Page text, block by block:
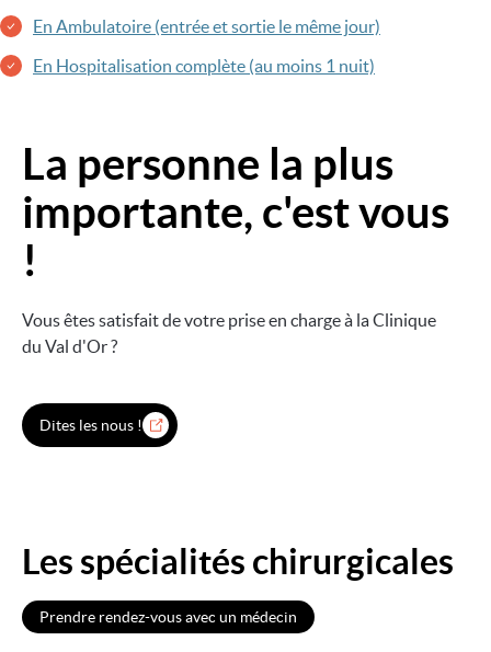
En Ambulatoire (entrée et sortie le même jour)
En Hospitalisation complète (au moins 1 nuit)
Image
La personne la plus
importante, c'est vous
!
Vous êtes satisfait de votre prise en charge à la Clinique
du Val d'Or ?
Dites les nous !
Les spécialités chirurgicales
Prendre rendez-vous avec un médecin